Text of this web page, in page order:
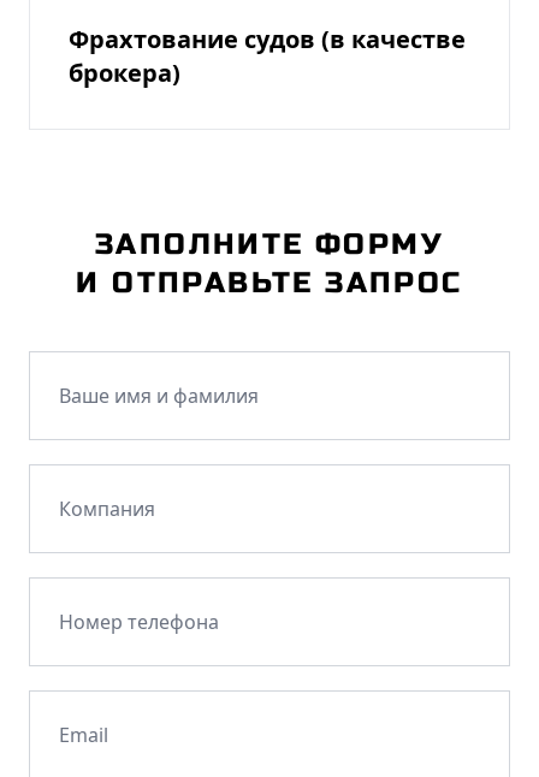
Фрахтование судов (в качестве
брокера)
ЗАПОЛНИТЕ ФОРМУ
И ОТПРАВЬТЕ ЗАПРОС